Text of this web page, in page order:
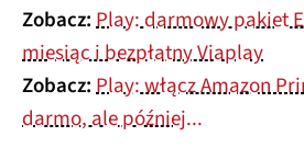
Zobacz: Play: darmowy pakiet
miesiąc i bezpłatny Viaplay
Zobacz: Play: włącz Amazon
darmo, ale później...